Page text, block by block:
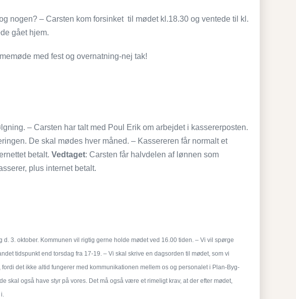
nogen? – Carsten kom forsinket til mødet kl.18.30 og ventede til kl.
gået hjem.
med fest og overnatning-nej tak!
– Carsten har talt med Poul Erik om arbejdet i kassererposten.
De skal mødes hver måned. – Kassereren får normalt et
betalt.Vedtaget: Carsten får halvdelen af lønnen som
plus internet betalt.
d. 3. oktober. Kommunen vil rigtig gerne holde mødet ved 16.00 tiden. – Vi vil spørge
tidspunkt end torsdag fra 17-19. – Vi skal skrive en dagsorden til mødet, som vi
det ikke altid fungerer med kommunikationen mellem os og personalet i Plan-Byg-
skal også have styr på vores. Det må også være et rimeligt krav, at der efter mødet,